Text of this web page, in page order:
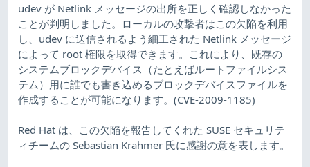
udev が Netlink メッセージの出所を正しく確認しなかった
ことが判明しました。ローカルの攻撃者はこの欠陥を利用
し、udev に送信されるよう細工された Netlink メッセージ
によって root 権限を取得できます。これにより、既存の
システムブロックデバイス（たとえばルートファイルシス
テム）用に誰でも書き込めるブロックデバイスファイルを
作成することが可能になります。(CVE-2009-1185)
Red Hat は、この欠陥を報告してくれた SUSE セキュリテ
ィチームの Sebastian Krahmer 氏に感謝の意を表します。